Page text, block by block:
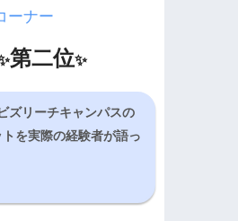
ーナー
第二位✨
ズリーチキャンパスの
を実際の経験者が語っ